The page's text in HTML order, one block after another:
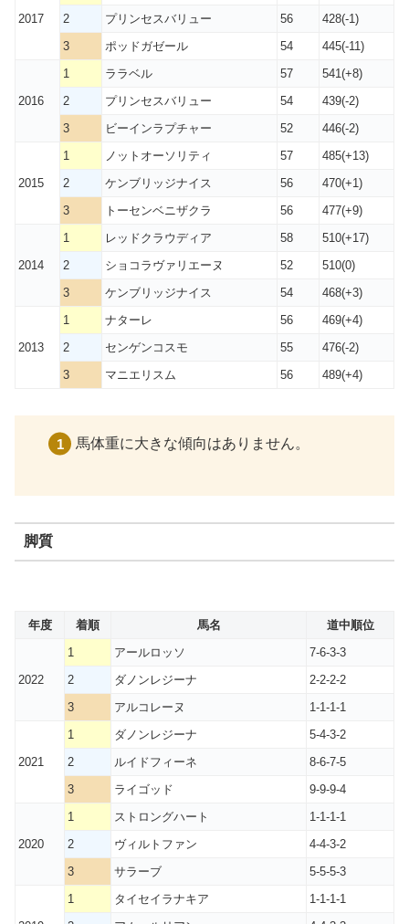
2017
2
プリンセスバリュー 56
428(-1)
3
ポッドガゼール 54 445(-11)
2016
1 ララベル 57
541(+8)
2
プリンセスバリュー 54
439(-2)
3
ビーインラプチャー 52 446(-2)
2015
1 ノットオーソリティ 57
485(+13)
2
ケンブリッジナイス 56
470(+1)
3
トーセンベニザクラ 56 477(+9)
2014
1 レッドクラウディア 58
510(+17)
2
ショコラヴァリエーヌ 52
510(0)
3
ケンブリッジナイス 54 468(+3)
2013
1 ナターレ 56
469(+4)
2
センゲンコスモ 55
476(-2)
3
マニエリスム 56 489(+4)
馬体重に大きな傾向はありません。
脚質
年度 着順 馬名 道中順位
2022
1 アールロッソ
7-6-3-3
2
ダノンレジーナ
2-2-2-2
3
アルコレーヌ 1-1-1-1
2021
1 ダノンレジーナ
5-4-3-2
2
ルイドフィーネ
8-6-7-5
3
ライゴッド 9-9-9-4
2020
1 ストロングハート
1-1-1-1
2
ヴィルトファン
4-4-3-2
3
サラーブ 5-5-5-3
1 タイセイラナキア
1-1-1-1